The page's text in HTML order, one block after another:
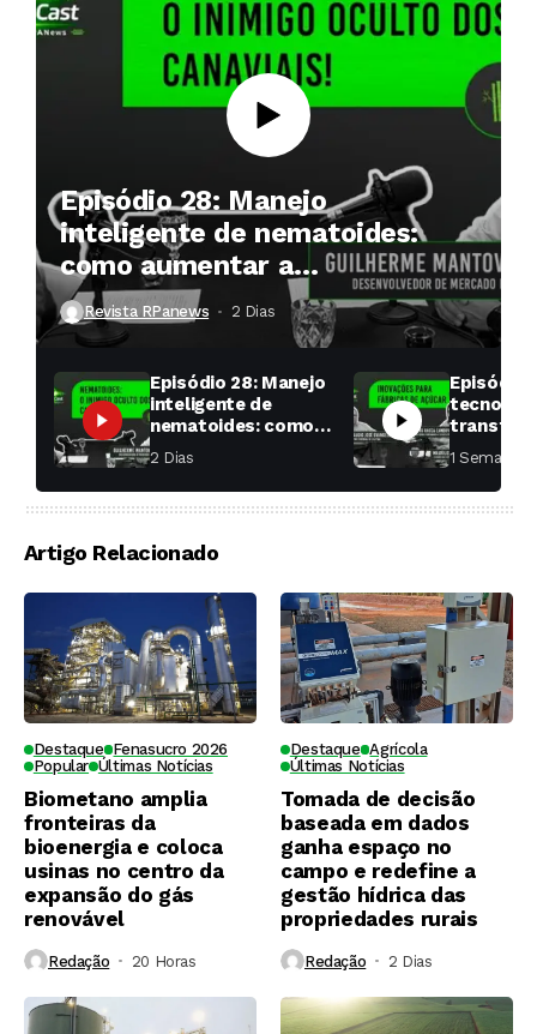
Episódio 28: Manejo
inteligente de nematoides:
como aumentar a
produtividade das soqueiras?
Revista RPanews 2 Dias ⁮
Episódio 28: Manejo
inteligente de
nematoides: como
aumentar a
produtividade das
soqueiras?
2 Dias ⁮
Episódio
fábricas
1 Semana ⁮
Artigo Relacionado
Destaque Fenasucro 2026
Popular Últimas Notícias
Biometano amplia
fronteiras da
bioenergia e coloca
usinas no centro da
expansão do gás
renovável
Redação 20 Horas ⁮
Destaque Agrícola
Últimas Notícias
Tomada de decisão
baseada em dados
ganha espaço no
campo e redefine a
gestão hídrica das
propriedades rurais
Redação 2 Dias ⁮